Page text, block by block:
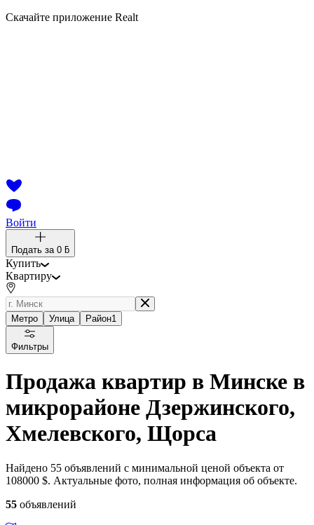
Скачайте приложение Realt
Войти
Подать за 0 ƃ
Купить
Квартиру
Метро Улица Район1
Фильтры
Продажа квартир в Минске в
микрорайоне Дзержинского,
Хмелевского, Щорса
Найдено 55 объявлений с минимальной ценой объекта от
108000 $. Актуальные фото, полная информация об объекте.
55 объявлений